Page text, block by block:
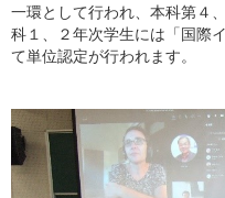
一環として行われ、本科第４
科１、２年次学生には「国際
て単位認定が行われます。